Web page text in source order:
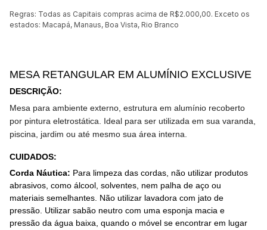
Regras: Todas as Capitais compras acima de R$2.000,00. Exceto os
estados: Macapá, Manaus, Boa Vista, Rio Branco
MESA RETANGULAR EM ALUMÍNIO EXCLUSIVE
DESCRIÇÃO:
Mesa para ambiente externo, estrutura em alumínio recoberto
por pintura eletrostática. Ideal para ser utilizada em sua varanda,
piscina, jardim ou até mesmo sua área interna.
CUIDADOS:
Corda Náutica: Para limpeza das cordas, não utilizar produtos
abrasivos, como álcool, solventes, nem palha de aço ou
materiais semelhantes. Não utilizar lavadora com jato de
pressão. Utilizar sabão neutro com uma esponja macia e
pressão da água baixa, quando o móvel se encontrar em lugar